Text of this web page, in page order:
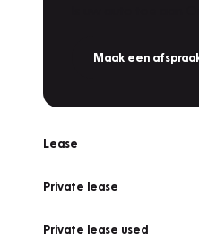
Maak een
Lease
Private lease
Private lease used